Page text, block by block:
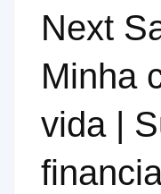
Next
Minha
vida |